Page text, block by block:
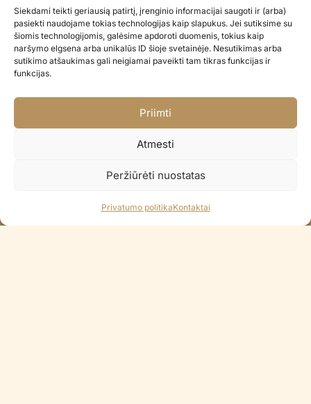
Siekdami teikti geriausią patirtį, įrenginio informacijai saugoti ir (arba)
pasiekti naudojame tokias technologijas kaip slapukus. Jei sutiksime su
šiomis technologijomis, galėsime apdoroti duomenis, tokius kaip
naršymo elgsena arba unikalūs ID šioje svetainėje. Nesutikimas arba
sutikimo atšaukimas gali neigiamai paveikti tam tikras funkcijas ir
funkcijas.
Priimti
Atmesti
Peržiūrėti nuostatas
Privatumo politikaKontaktai
Popieriniai puodeliai DRAGON
MONSTER
€3.90
Į KREPŠELĮ
Popierinės lėkštutės DRAGON
MONSTER
€3.90
Į KREPŠELĮ
Greitas pristatymas visoje Lietuvoje
Paprastas pinigų grąžinimas
14 dienų pinigų grąžinimo garantija
100% Saugus atsiskaitymas